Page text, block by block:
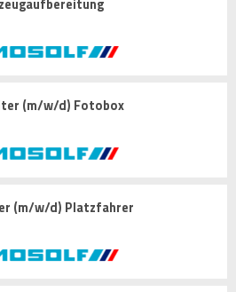
(m/w/d) Fotobox
(m/w/d) Platzfahrer